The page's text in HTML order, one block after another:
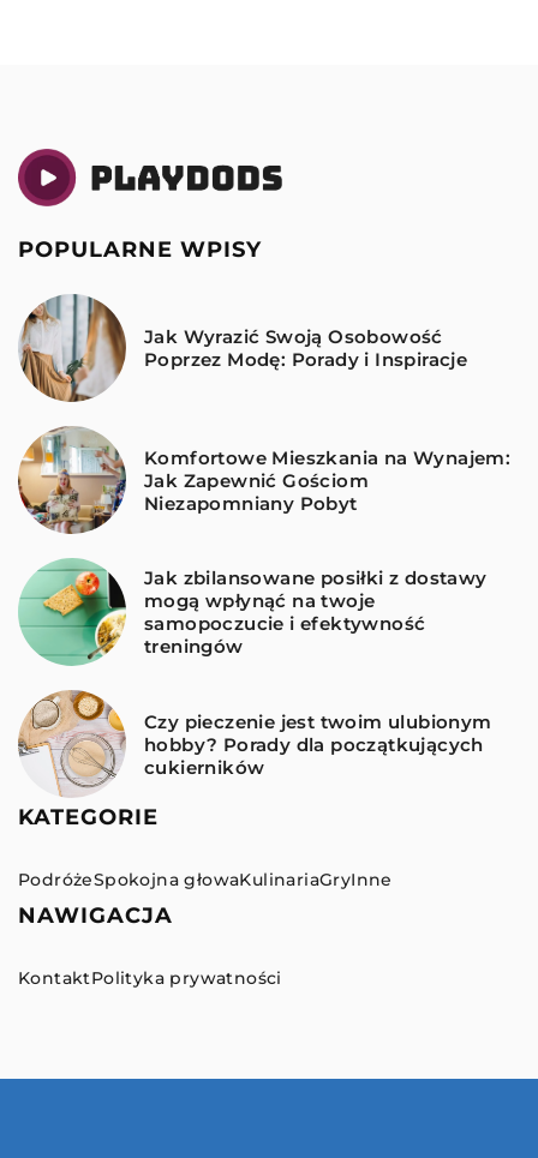
POPULARNE WPISY
Jak Wyrazić Swoją Osobowość
Poprzez Modę: Porady i Inspiracje
Komfortowe Mieszkania na Wynajem:
Jak Zapewnić Gościom
Niezapomniany Pobyt
Jak zbilansowane posiłki z dostawy
mogą wpłynąć na twoje
samopoczucie i efektywność
treningów
Czy pieczenie jest twoim ulubionym
hobby? Porady dla początkujących
cukierników
KATEGORIE
PodróżeSpokojna głowaKulinariaGryInne
NAWIGACJA
KontaktPolityka prywatności